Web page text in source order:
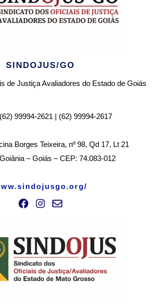
SINDOJUS/GO
de Justiça Avaliadores do Estado de Goiás
99994-2621 | (62) 99994-2617
Borges Teixeira, nº 98, Qd 17, Lt 21
– Goiás – CEP: 74.083-012